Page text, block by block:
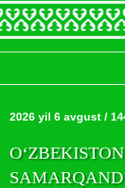
2026 yil 6 avgust /